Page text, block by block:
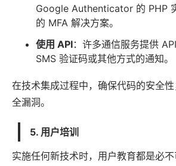
Google Authenticator 的 PHP
的 MFA 解决方案。
使用 API：许多通信服务提供
SMS 验证码或其他方式的通知。
在技术集成过程中，确保代码的安全
全漏洞。
5. 用户培训
实施任何新技术时，用户教育都是必